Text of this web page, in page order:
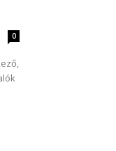
0